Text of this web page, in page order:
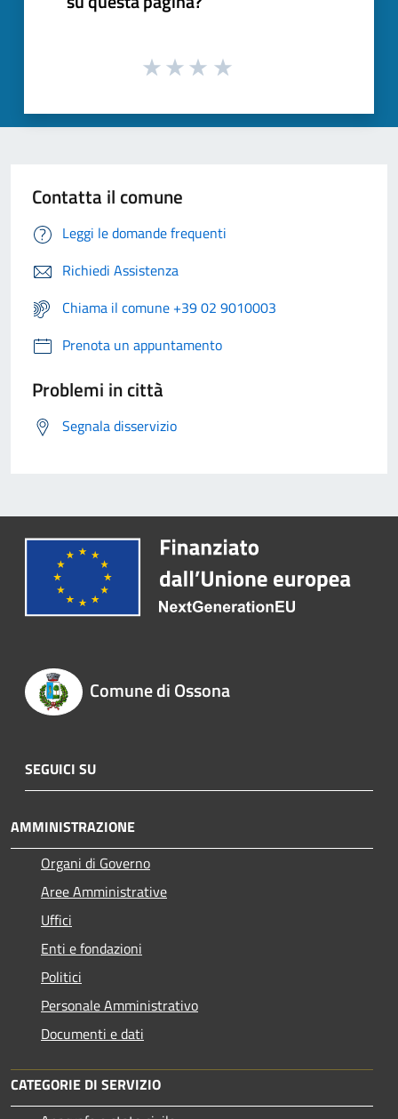
Contatta il comune
Leggi le domande frequenti
Richiedi Assistenza
Chiama il comune +39 02 9010003
Prenota un appuntamento
Problemi in città
Segnala disservizio
Comune di Ossona
SEGUICI SU
AMMINISTRAZIONE
Organi di Governo
Aree Amministrative
Uffici
Enti e fondazioni
Politici
Personale Amministrativo
Documenti e dati
CATEGORIE DI SERVIZIO